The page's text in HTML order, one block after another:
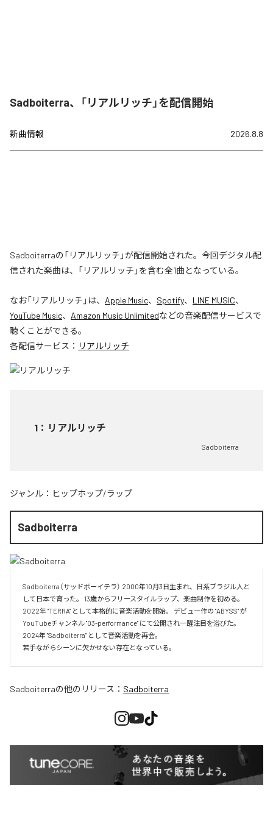
Sadboiterra、「リアルリッチ」を配信開始
新曲情報 2026.8.8
Sadboiterraの「リアルリッチ」が配信開始された。今回デジタル配
信された楽曲は、「リアルリッチ」を含む全1曲となっている。
なお「リアルリッチ 」は、 Apple Music、 Spotify、 LINE MUSIC、
YouTube Music、 Amazon Music Unlimitedなどの音楽配信サービスで
聴くことができる。
各配信サービス： リアルリッチ
1 ： リアルリッチ
Sadboiterra
ジャンル： ヒップホップ/ラップ
Sadboiterra
Sadboiterra（サッドボーイテラ） 2000年10月3日生まれ、日系ブラジル人と
して日本で育った。 13歳からフリースタイルラップ、楽曲制作を初める。
2022年 "TERRA" として本格的に音楽活動を開始。 デビュー作の "ABYSS" が
YouTubeチャンネル "03-performance" にて公開され一躍注目を浴びた。
2024年 "Sadboiterra" として音楽活動を再会。
若手ながらシーンに欠かせない存在となっている。
Sadboiterraの他のリリース： Sadboiterra